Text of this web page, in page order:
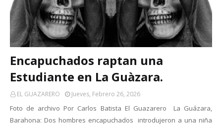
Encapuchados raptan una
Estudiante en La Guàzara.
EL GUAZARERO Jueves, Febrero 26, 2026
Foto de archivo Por Carlos Batista El Guazarero La Guázara,
Barahona: Dos hombres encapuchados introdujeron a una niña